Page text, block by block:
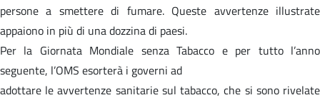
persone a smettere di fumare. Queste avvertenze illustrate
appaiono in più di una dozzina di paesi.
Per la Giornata Mondiale senza Tabacco e per tutto l’anno
seguente, l’OMS esorterà i governi ad
adottare le avvertenze sanitarie sul tabacco, che si sono rivelate